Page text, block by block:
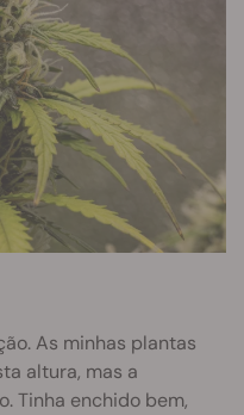
As minhas plantas
altura, mas a
Tinha enchido bem,